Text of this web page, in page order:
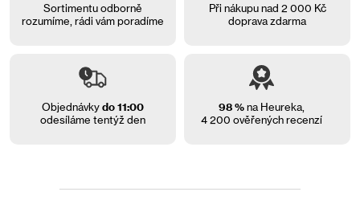
Sortimentu odborně
rozumíme, rádi vámporadíme
Při nákupu nad 2 000 Kč
doprava zdarma
Objednávkydo 11:00
odesíláme tentýž den
98 %na Heureka,
4 200 ověřených recenzí